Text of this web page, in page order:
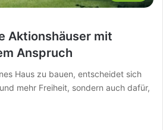
Aktionshäuser mit
Anspruch
Haus zu bauen, entscheidet sich
mehr Freiheit, sondern auch dafür,